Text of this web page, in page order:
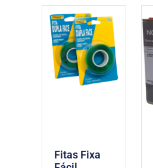
Fitas Fixa